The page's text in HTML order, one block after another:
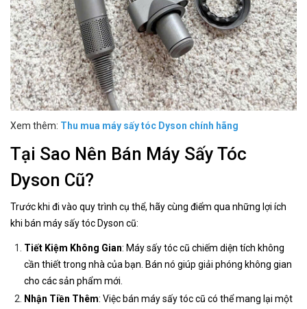
Xem thêm: Thu mua máy sấy tóc Dyson chính hãng
Tại Sao Nên Bán Máy Sấy Tóc
Dyson Cũ?
Trước khi đi vào quy trình cụ thể, hãy cùng điểm qua những lợi ích
khi bán máy sấy tóc Dyson cũ:
Tiết Kiệm Không Gian: Máy sấy tóc cũ chiếm diện tích không
cần thiết trong nhà của bạn. Bán nó giúp giải phóng không gian
cho các sản phẩm mới.
Nhận Tiền Thêm: Việc bán máy sấy tóc cũ có thể mang lại một